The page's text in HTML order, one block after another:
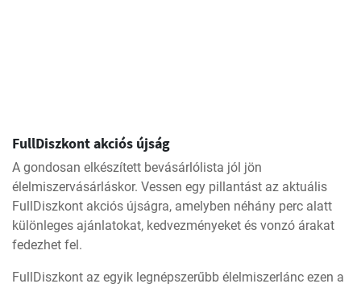
FullDiszkont akciós újság
A gondosan elkészített bevásárlólista jól jön
élelmiszervásárláskor. Vessen egy pillantást az aktuális
FullDiszkont akciós újságra, amelyben néhány perc alatt
különleges ajánlatokat, kedvezményeket és vonzó árakat
fedezhet fel.
FullDiszkont az egyik legnépszerűbb élelmiszerlánc ezen a